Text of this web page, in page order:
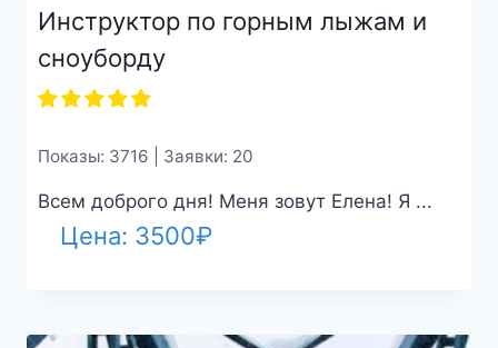
Инструктор по горным лыжам и
сноуборду
Показы: 3716 | Заявки: 20
Всем доброго дня! Меня зовут Елена! Я ...
Цена: 3500₽